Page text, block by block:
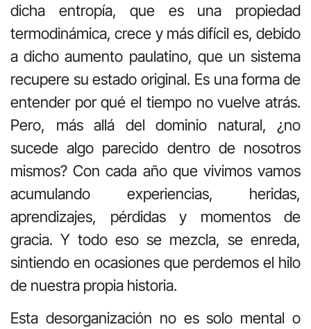
dicha entropía, que es una propiedad
termodinámica, crece y más difícil es, debido
a dicho aumento paulatino, que un sistema
recupere su estado original. Es una forma de
entender por qué el tiempo no vuelve atrás.
Pero, más allá del dominio natural, ¿no
sucede algo parecido dentro de nosotros
mismos? Con cada año que vivimos vamos
acumulando experiencias, heridas,
aprendizajes, pérdidas y momentos de
gracia. Y todo eso se mezcla, se enreda,
sintiendo en ocasiones que perdemos el hilo
de nuestra propia historia.
Esta desorganización no es solo mental o